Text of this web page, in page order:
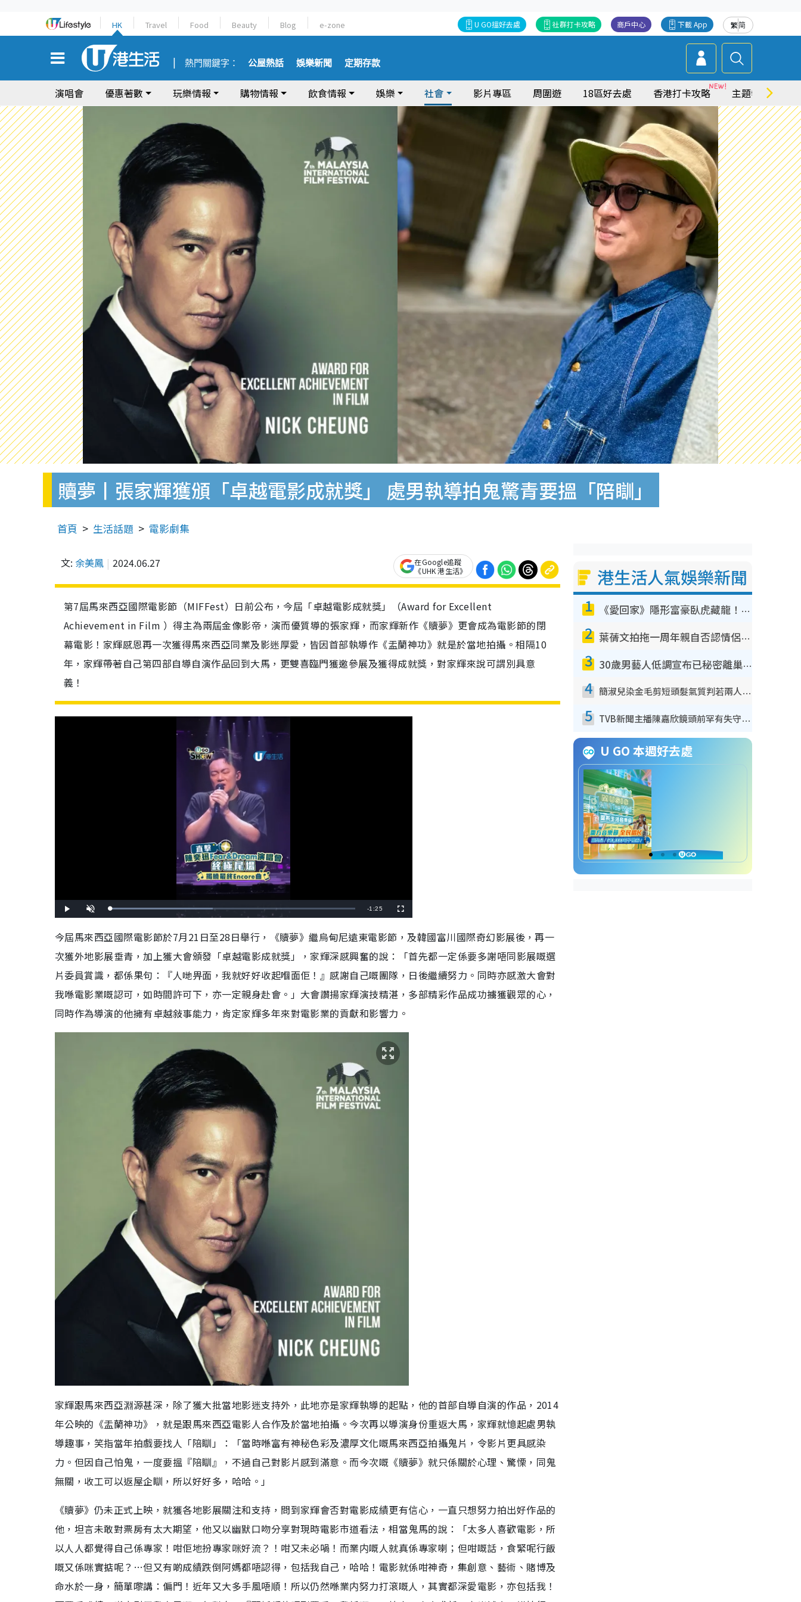
HK Travel Food Beauty Blog e-zone 繁简
下載 App
商戶中心
社群打卡攻略
U GO搵好去處
熱門關鍵字： 公屋熱話 娛樂新聞 定期存款
演唱會 優惠著數 玩樂情報 購物情報 飲食情報 娛樂 社會 影片專區 周圍遊 18區好去處 香港打卡攻略 主題特集
贖夢丨張家輝獲頒「卓越電影成就獎」 處男執導拍鬼驚青要搵「陪瞓」
首頁 生活話題 電影劇集
文: 余美鳳 2024.06.27
在Google追蹤
《UHK 港生活》
第7屆馬來西亞國際電影節（MIFFest）日前公布，今屆「卓越電影成就獎」（Award for Excellent
Achievement in Film ）得主為兩屆金像影帝，演而優質導的張家輝，而家輝新作《贖夢》更會成為電影節的閉
幕電影！家輝感恩再一次獲得馬來西亞同業及影迷厚愛，皆因首部執導作《盂蘭神功》就是於當地拍攝。相隔10
年，家輝帶著自己第四部自導自演作品回到大馬，更雙喜臨門獲邀參展及獲得成就獎，對家輝來說可謂別具意
義！
l
n
t
e
L
e
d
4
2
R
a
i
n
i
n
T
i
m
-1:25
u
s
c
今屆馬來西亞國際電影節於7月21日至28日舉行，《贖夢》繼烏甸尼遠東電影節，及韓國富川國際奇幻影展後，再一
次獲外地影展垂青，加上獲大會頒發「卓越電影成就獎」，家輝深感興奮的說：「首先都一定係要多謝唔同影展嘅選
片委員賞識，都係果句：『人哋畀面，我就好好收起嗰面佢！』感謝自己嘅團隊，日後繼續努力。同時亦感激大會對
我喺電影業嘅認可，如時間許可下，亦一定親身赴會。」大會讚揚家輝演技精湛，多部精彩作品成功擄獲觀眾的心，
同時作為導演的他擁有卓越敍事能力，肯定家輝多年來對電影業的貢獻和影響力。
家輝跟馬來西亞淵源甚深，除了獲大批當地影迷支持外，此地亦是家輝執導的起點，他的首部自導自演的作品，2014
年公映的《盂蘭神功》，就是跟馬來西亞電影人合作及於當地拍攝。今次再以導演身份重返大馬，家輝就憶起處男執
導趣事，笑指當年拍戲要找人「陪瞓」：「當時喺富有神秘色彩及濃厚文化嘅馬來西亞拍攝鬼片，令影片更具感染
力。但因自己怕鬼，一度要搵『陪瞓』，不過自己對影片感到滿意。而今次嘅《贖夢》就只係關於心理、驚慄，同鬼
無關，收工可以返屋企瞓，所以好好多，哈哈。」
《贖夢》仍未正式上映，就獲各地影展關注和支持，問到家輝會否對電影成績更有信心，一直只想努力拍出好作品的
他，坦言未敢對票房有太大期望，他又以幽默口吻分享對現時電影市道看法，相當鬼馬的說：「太多人喜歡電影，所
以人人都覺得自己係專家！咁佢地扮專家咪好流？！咁又未必喎！而業内嘅人就真係專家喇；但咁嘅話，食緊呢行飯
嘅又係咪實掂呢？…但又有啲成績跌倒阿媽都唔認得，包括我自己，哈哈！電影就係咁神奇，集創意、藝術、賭博及
命水於一身，簡單嚟講：偏門！近年又大多手風唔順！所以仍然喺業内努力打滾嘅人，其實都深愛電影，亦包括我！
港生活人氣娛樂新聞
1 《愛回家》隱形富豪臥虎藏龍！盤點12位財氣逼人的有錢藝人：呢位靚女3億身家唔憂做
2 葉蒨文拍拖一周年親自否認情侶關係？！被質疑感情造假竟稱GM「普通同事」
3 30歲男藝人低調宣布已秘密離巢！人氣急跌變失蹤人口︰「這幾年過得並不容易」
4 簡淑兒染金毛剪短頭髮氣質判若兩人！嚇壞老公麥大力都認唔出：「你做咩事？」
5 TVB新聞主播陳嘉欣鏡頭前罕有失守！遭林超英一句說話突襲嚇親當場大笑
U GO 本週好去處